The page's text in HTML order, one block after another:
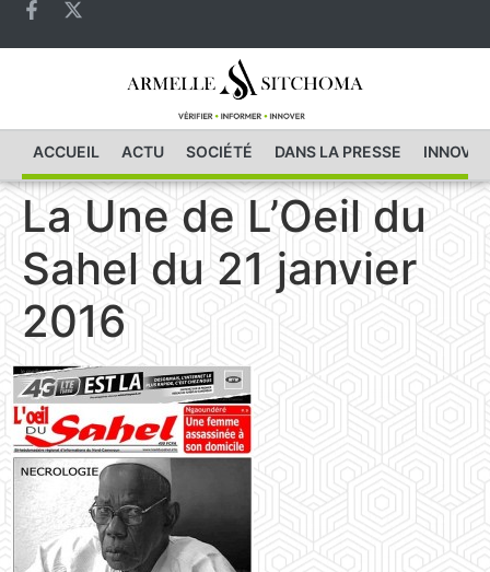
ACCUEIL ACTU SOCIÉTÉ DANS LA PRESSE
La Une de L’Oeil du
Sahel du 21 janvier
2016